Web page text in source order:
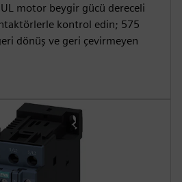
UL motor beygir gücü dereceli
kontrol edin; 575
dönüş ve geri çevirmeyen